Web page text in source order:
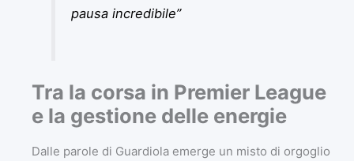
pausa incredibile”
Tra la corsa in Premier League
e la gestione delle energie
Dalle parole di Guardiola emerge un misto di orgoglio